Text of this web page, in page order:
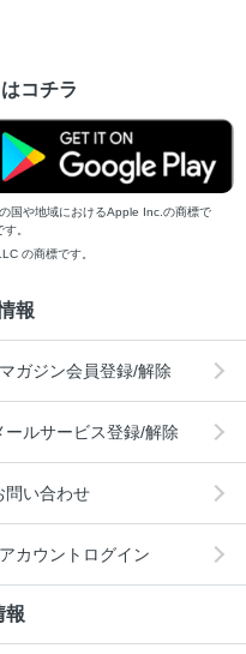
コチラ
国や地域におけるApple Inc.の商標で
。
の商標です。
報
ガジン会員登録/解除
ールサービス登録/解除
問い合わせ
カウントログイン
報